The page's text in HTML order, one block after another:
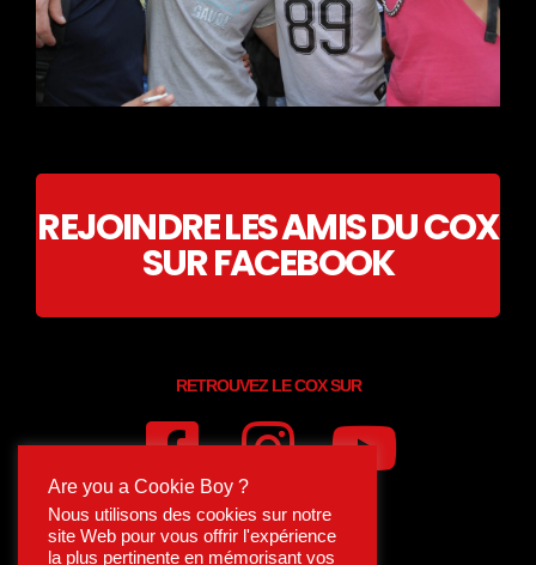
REJOINDRE LES AMIS DU COX
SUR FACEBOOK
RETROUVEZ LE COX SUR
Are you a Cookie Boy ?
Nous utilisons des cookies sur notre
site Web pour vous offrir l'expérience
la plus pertinente en mémorisant vos